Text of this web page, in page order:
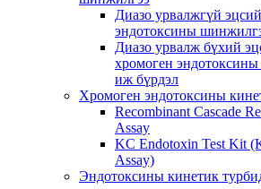
Диазо урвалжгүй
эндотоксины
Диазо урвалж бүхий
хромоген
иж бүрдэл
Хромоген эндотоксины
Recombinant Cascade
Assay
KC Endotoxin Test Kit
Assay)
Эндотоксины кинетик